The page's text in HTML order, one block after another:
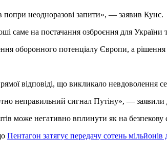
неодноразові запити», — заявив Кунс.
саме на постачання озброєння для
оборонного потенціалу Європи, а
відповіді, що викликало невдоволення
неправильний сигнал Путіну», — заявили
може негативно вплинути як на
Пентагон затягує передачу сотень